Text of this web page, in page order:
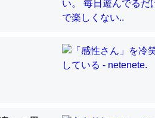
両方に不利だから両方が拮抗してるので
ニ・ウミグモ）はカルシウムを使わずキ